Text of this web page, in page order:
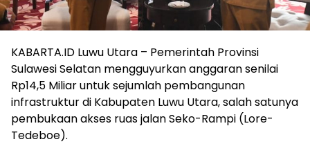
KABARTA.ID Luwu Utara – Pemerintah Provinsi
Sulawesi Selatan mengguyurkan anggaran senilai
Rp14,5 Miliar untuk sejumlah pembangunan
infrastruktur di Kabupaten Luwu Utara, salah satunya
pembukaan akses ruas jalan Seko-Rampi (Lore-
Tedeboe).